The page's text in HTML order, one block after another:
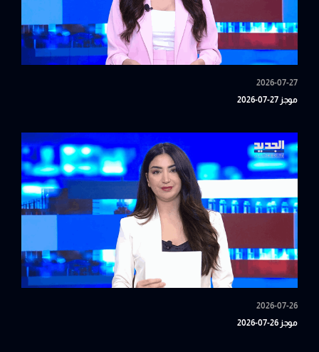
2026-07-27
موجز 27-07-2026
2026-07-26
موجز 26-07-2026